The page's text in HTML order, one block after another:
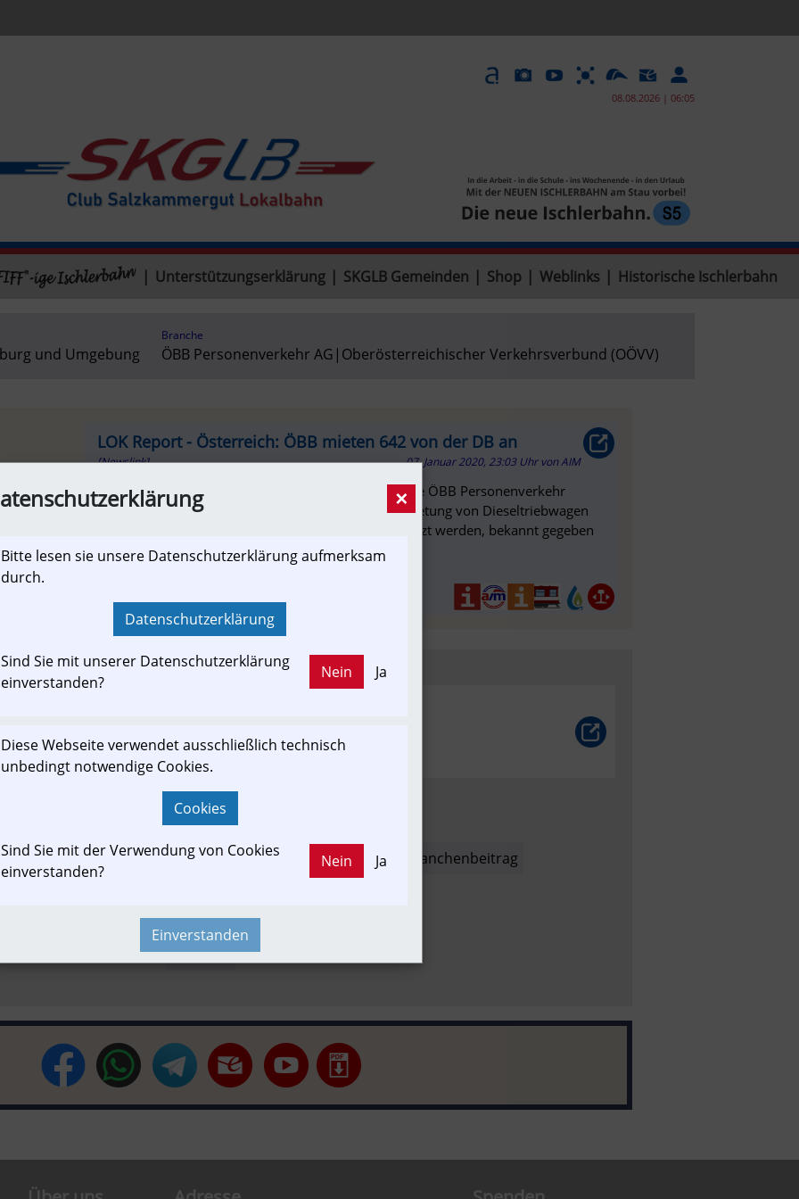
08.08.2026 | 06:05
Unterstützungserklärung SKGLB Gemeinden Shop Weblinks Historische Ischlerbahn
und Umgebung
Branche
ÖBB Personenverkehr AG | Oberösterreichischer Verkehrsverbund (OÖVV)
LOK Report - Österreich: ÖBB mieten 642 von der DB an
[Newslink] 07. Januar 2020, 23:03 Uhr vonAIM
Baureihe 5022 der ÖBB. Fotos ÖBB/Kriechbaum. Die ÖBB Personenverkehr
Aktiengesellschaft hat im Amtsblatt der EU die Anmietung von Dieseltriebwagen
der Baureihe 642, die auf der Mattigtalbahn eingesetzt werden, bekannt gegeben
lok-report.de
(Neuer Tab wird geöffnet)
Motion Fachbeitrag Die Rote Elektrische LR-Mattigtal Branchenbeitrag
Newslink
×
Bitte lesen sie unsere Datenschutzerklärung aufmerksam
durch.
Datenschutzerklärung
Sind Sie mit unserer Datenschutzerklärung
einverstanden?
Nein Ja
Diese Webseite verwendet ausschließlich technisch
unbedingt notwendige Cookies.
Cookies
Sind Sie mit der Verwendung von Cookies
einverstanden?
Nein Ja
Einverstanden